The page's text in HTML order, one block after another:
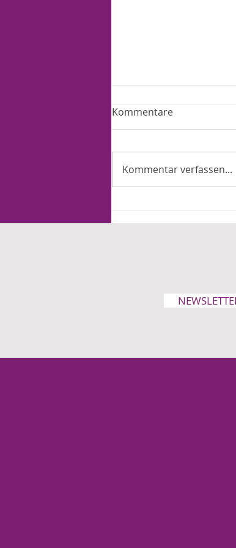
Familie tragen die
Kommentare
Kommentar verfassen...